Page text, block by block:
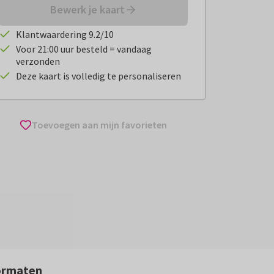
Bewerk je kaart
Klantwaardering 9.2/10
Voor 21:00 uur besteld = vandaag
verzonden
Deze kaart is volledig te personaliseren
Toevoegen aan mijn favorieten